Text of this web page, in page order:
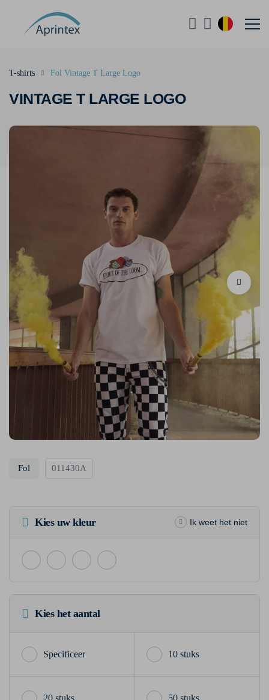
VINTAGE T LARGE LOGO
T-shirts Fol Vintage T Large Logo
Fol 011430A
Kies uw kleur Ik weet het niet
Kies het aantal
10 stuks
20 stuks 50 stuks